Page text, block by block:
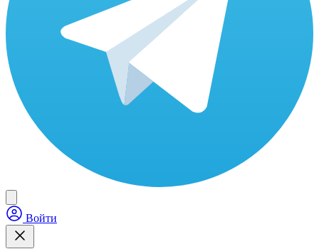
Войти